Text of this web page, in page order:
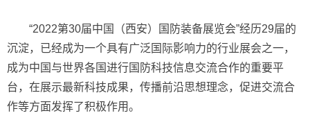
“2022第30届中国（西安）国防装备展览会”经历29届的
沉淀，已经成为一个具有广泛国际影响力的行业展会之一，
成为中国与世界各国进行国防科技信息交流合作的重要平
台，在展示最新科技成果，传播前沿思想理念，促进交流合
作等方面发挥了积极作用。